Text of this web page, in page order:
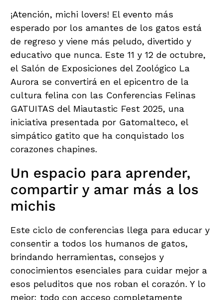
¡Atención, michi lovers! El evento más
esperado por los amantes de los gatos está
de regreso y viene más peludo, divertido y
educativo que nunca. Este 11 y 12 de octubre,
el Salón de Exposiciones del Zoológico La
Aurora se convertirá en el epicentro de la
cultura felina con las Conferencias Felinas
GATUITAS del Miautastic Fest 2025, una
iniciativa presentada por Gatomalteco, el
simpático gatito que ha conquistado los
corazones chapines.
Un espacio para aprender,
compartir y amar más a los
michis
Este ciclo de conferencias llega para educar y
consentir a todos los humanos de gatos,
brindando herramientas, consejos y
conocimientos esenciales para cuidar mejor a
esos peluditos que nos roban el corazón. Y lo
mejor: todo con acceso completamente